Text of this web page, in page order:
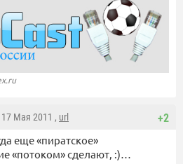
+2
17 Мая 2011 , url
еще «пиратское»
«потоком» сделают, :)…